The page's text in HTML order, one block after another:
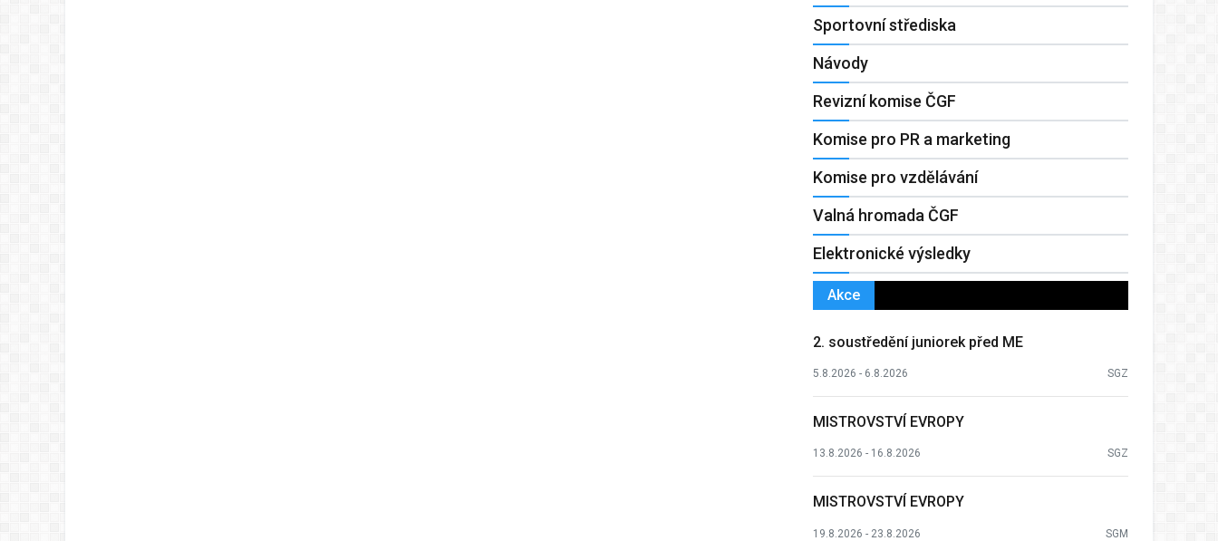
Sportovní střediska
Návody
Revizní komise ČGF
Komise pro PR a marketing
Komise pro vzdělávání
Valná hromada ČGF
Elektronické výsledky
Akce
2. soustředění juniorek před ME
5.8.2026 - 6.8.2026 SGZ
MISTROVSTVÍ EVROPY
13.8.2026 - 16.8.2026 SGZ
MISTROVSTVÍ EVROPY
19.8.2026 - 23.8.2026 SGM